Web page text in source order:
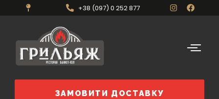
+38 (097) 0 252 877
ЗАМОВИТИ ДОСТАВКУ